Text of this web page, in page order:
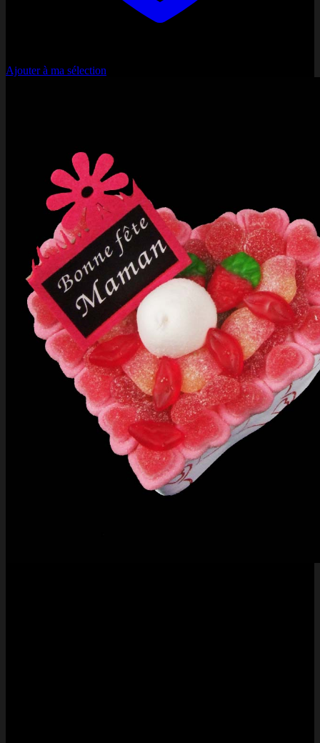
MasterCard
Cash On Delivery
Ajouter à ma sélection